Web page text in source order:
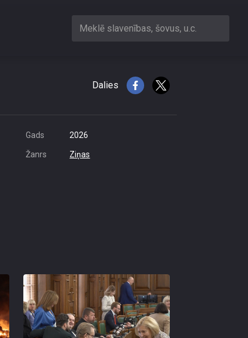
Meklē slavenības, šovus, u.c.
Dalies
Gads 2026
Žanrs Ziņas